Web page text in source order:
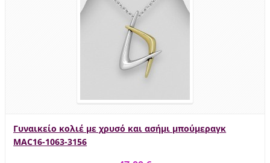
Γυναικείο κολιέ με χρυσό και ασήμι μπούμεραγκ
MAC16-1063-3156